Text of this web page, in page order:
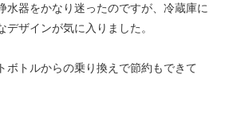
水器をかなり迷ったのですが、冷蔵庫に
ザインが気に入りました。
ボトルからの乗り換えで節約もできて